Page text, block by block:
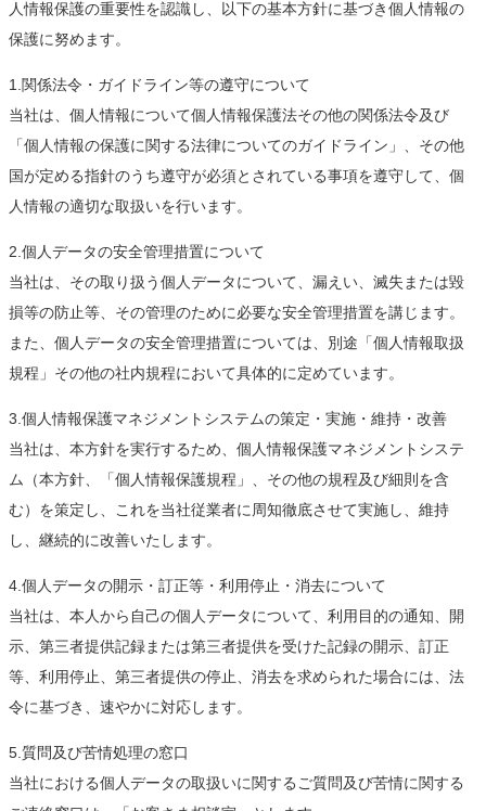
人情報保護の重要性を認識し、以下の基本方針に基づき個人情報の
保護に努めます。
1.関係法令・ガイドライン等の遵守について
当社は、個人情報について個人情報保護法その他の関係法令及び
「個人情報の保護に関する法律についてのガイドライン」、その他
国が定める指針のうち遵守が必須とされている事項を遵守して、個
人情報の適切な取扱いを行います。
2.個人データの安全管理措置について
当社は、その取り扱う個人データについて、漏えい、滅失または毀
損等の防止等、その管理のために必要な安全管理措置を講じます。
また、個人データの安全管理措置については、別途「個人情報取扱
規程」その他の社内規程において具体的に定めています。
3.個人情報保護マネジメントシステムの策定・実施・維持・改善
当社は、本方針を実行するため、個人情報保護マネジメントシステ
ム（本方針、「個人情報保護規程」、その他の規程及び細則を含
む）を策定し、これを当社従業者に周知徹底させて実施し、維持
し、継続的に改善いたします。
4.個人データの開示・訂正等・利用停止・消去について
当社は、本人から自己の個人データについて、利用目的の通知、開
示、第三者提供記録または第三者提供を受けた記録の開示、訂正
等、利用停止、第三者提供の停止、消去を求められた場合には、法
令に基づき、速やかに対応します。
5.質問及び苦情処理の窓口
当社における個人データの取扱いに関するご質問及び苦情に関する